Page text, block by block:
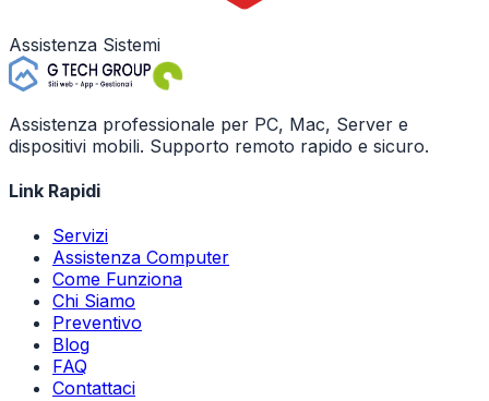
Assistenza Sistemi
Assistenza professionale per PC, Mac, Server e
dispositivi mobili. Supporto remoto rapido e sicuro.
Link Rapidi
Servizi
Assistenza Computer
Come Funziona
Chi Siamo
Preventivo
Blog
FAQ
Contattaci